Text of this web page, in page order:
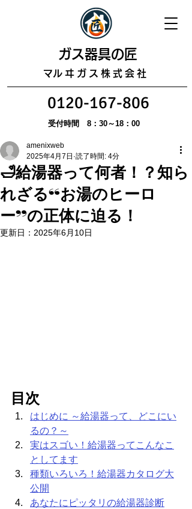
​ガス器具の匠
​マルヰガス株式会社
0120-167-806
受付時間 8：30～18：00
🛁給湯器って何者！？知ら
れざる“お湯のヒーロ
ー”の正体に迫る！
amenixweb
2025年4月7日 読了時間: 4分
更新日： 2025年6月10日
目次
はじめに ～給湯器って、どこにい
るの？～
実はスゴい！給湯器ってこんなこ
としてます
種類いろいろ！給湯器カタログ大
公開
あなたにピッタリの給湯器診断